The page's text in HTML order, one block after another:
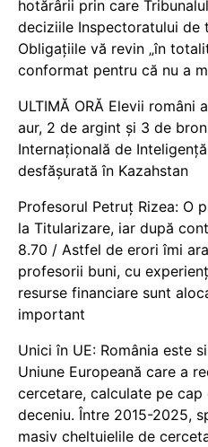
hotărârii prin care
deciziile Inspectoratului de
Obligațiile vă revin „în
conformat pentru că nu a
ULTIMĂ ORĂ Elevii români
aur, 2 de argint și 3 de
Internațională de
desfășurată în Kazahstan
Profesorul Petruț Rizea: O
la Titularizare, iar după
8.70 / Astfel de erori îmi
profesorii buni, cu
resurse financiare sunt
important
Unici în UE: România este
Uniune Europeană care a
cercetare, calculate pe
deceniu. Între 2015-2025,
masiv cheltuielile de